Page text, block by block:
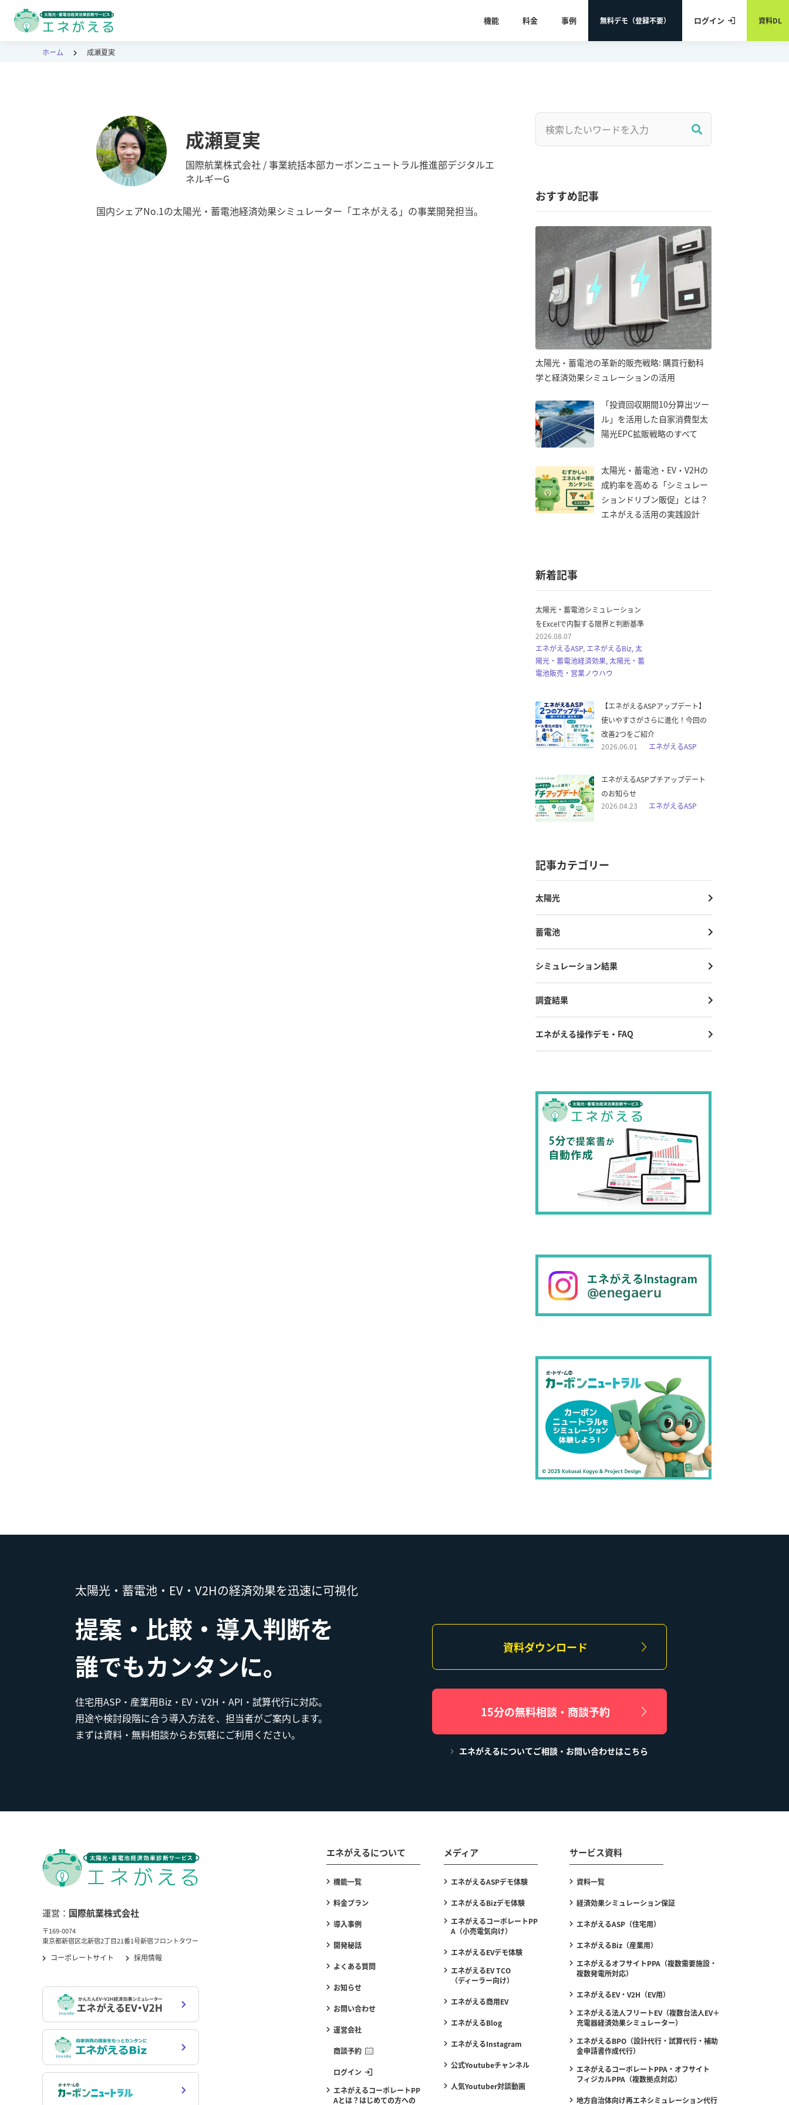
機能 料金 事例 無料デモ（登録不要） ログイン 資料DL
ホーム 成瀬夏実
成瀬夏実
国際航業株式会社 /事業統括本部カーボンニュートラル推進部デジタルエ
ネルギーG
国内シェアNo.1の太陽光・蓄電池経済効果シミュレーター「エネがえる」の事業開発担当。
おすすめ記事
太陽光・蓄電池の革新的販売戦略: 購買行動科
学と経済効果シミュレーションの活用
「投資回収期間10分算出ツー
ル」を活用した自家消費型太
陽光EPC拡販戦略のすべて
太陽光・蓄電池・EV・V2Hの
成約率を高める「シミュレー
ションドリブン販促」とは？
エネがえる活用の実践設計
新着記事
太陽光・蓄電池シミュレーション
をExcelで内製する限界と判断基準
2026.08.07
エネがえるASP, エネがえるBiz, 太
陽光・蓄電池経済効果, 太陽光・蓄
電池販売・営業ノウハウ
【エネがえるASPアップデート】
使いやすさがさらに進化！今回の
改善2つをご紹介
2026.06.01
エネがえるASP
エネがえるASPプチアップデート
のお知らせ
2026.04.23
エネがえるASP
記事カテゴリー
太陽光
蓄電池
シミュレーション結果
調査結果
エネがえる操作デモ・FAQ
太陽光・蓄電池・EV・V2Hの経済効果を迅速に可視化
提案・比較・導入判断を
誰でもカンタンに。
住宅用ASP・産業用Biz・EV・V2H・API・試算代行に対応。
用途や検討段階に合う導入方法を、担当者がご案内します。
まずは資料・無料相談からお気軽にご利用ください。
資料ダウンロード
15分の無料相談・商談予約
エネがえるについてご相談・お問い合わせはこちら
運営： 国際航業株式会社
〒169-0074
東京都新宿区北新宿2丁目21番1号新宿フロントタワー
コーポレートサイト 採用情報
エネがえるについて
機能一覧
料金プラン
導入事例
開発秘話
よくある質問
お知らせ
お問い合わせ
運営会社
商談予約
ログイン
エネがえるコーポレートPP
Aとは？はじめての方への
メディア
エネがえるASPデモ体験
エネがえるBizデモ体験
エネがえるコーポレートPP
A（小売電気向け）
エネがえるEVデモ体験
エネがえるEV TCO
（ディーラー向け）
エネがえる商用EV
エネがえるBlog
エネがえるInstagram
公式Youtubeチャンネル
人気Youtuber対談動画
サービス資料
資料一覧
経済効果シミュレーション保証
エネがえるASP（住宅用）
エネがえるBiz（産業用）
エネがえるオフサイトPPA（複数需要施設・
複数発電所対応）
エネがえるEV・V2H（EV用）
エネがえる法人フリートEV（複数台法人EV＋
充電器経済効果シミュレーター）
エネがえるBPO（設計代行・試算代行・補助
金申請書作成代行）
エネがえるコーポレートPPA・オフサイト
フィジカルPPA（複数拠点対応）
地方自治体向け再エネシミュレーション代行